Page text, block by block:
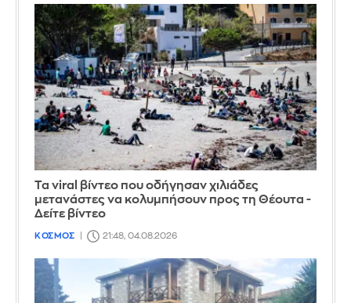
Τα viral βίντεο που οδήγησαν χιλιάδες
μετανάστες να κολυμπήσουν προς τη Θέουτα -
Δείτε βίντεο
ΚΟΣΜΟΣ 21:48, 04.08.2026